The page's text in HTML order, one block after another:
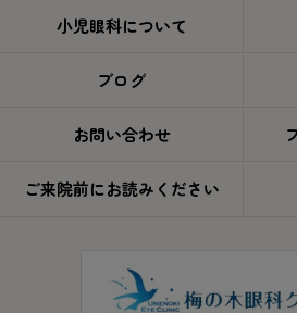
小児眼科について
ブログ
お問い合わせ
ご来院前にお読みください